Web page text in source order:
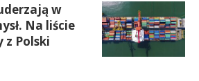
w
Na liście
z Polski